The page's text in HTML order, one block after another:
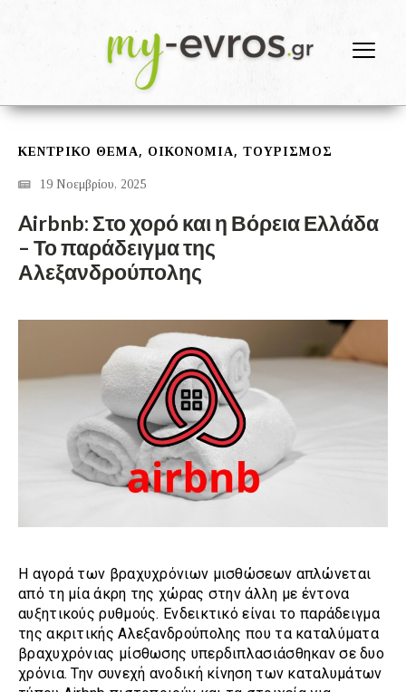
ΚΕΝΤΡΙΚΟ ΘΕΜΑ, ΟΙΚΟΝΟΜΙΑ, ΤΟΥΡΙΣΜΟΣ
19 Νοεμβρίου, 2025
Airbnb: Στο χορό και η Βόρεια Ελλάδα
– Το παράδειγμα της
Αλεξανδρούπολης
Η αγορά των βραχυχρόνιων μισθώσεων απλώνεται
από τη μία άκρη της χώρας στην άλλη με έντονα
αυξητικούς ρυθμούς. Ενδεικτικό είναι το παράδειγμα
της ακριτικής Αλεξανδρούπολης που τα καταλύματα
βραχυχρόνιας μίσθωσης υπερδιπλασιάσθηκαν σε δυο
χρόνια. Την συνεχή ανοδική κίνηση των καταλυμάτων